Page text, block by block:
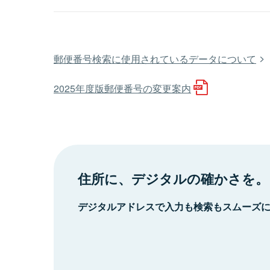
郵便番号検索に使用されているデータについて
2025年度版郵便番号の変更案内
住所に、デジタルの確かさを。
デジタルアドレスで入力も検索もスムーズ